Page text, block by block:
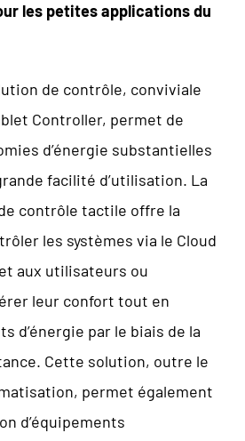
les petites applications du
de contrôle, conviviale
Controller, permet de
d’énergie substantielles
facilité d’utilisation. La
contrôle tactile offre la
les systèmes via le Cloud
aux utilisateurs ou
leur confort tout en
d’énergie par le biais de la
Cette solution, outre le
permet également
d’équipements